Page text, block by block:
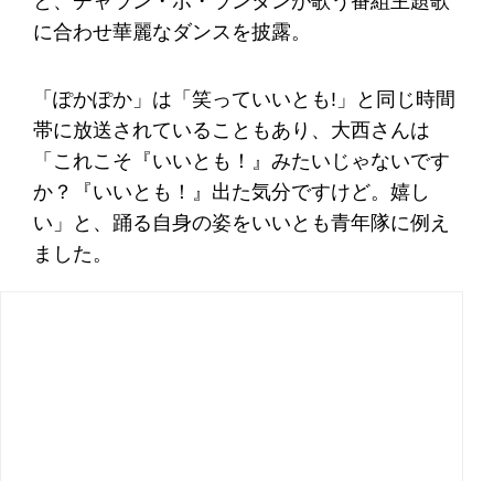
に合わせ華麗なダンスを披露。
「ぽかぽか」は「笑っていいとも!」と同じ時間
帯に放送されていることもあり、大西さんは
「これこそ『いいとも！』みたいじゃないです
か？『いいとも！』出た気分ですけど。嬉し
い」と、踊る自身の姿をいいとも青年隊に例え
ました。